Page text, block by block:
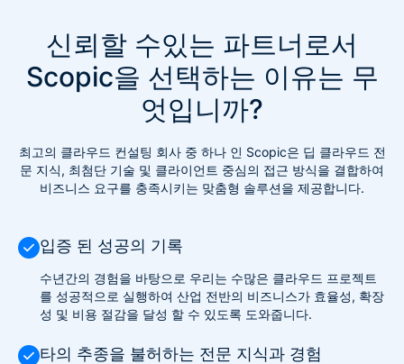
신뢰할 수있는 파트너로서
Scopic을 선택하는 이유는 무
엇입니까?
최고의 클라우드 컨설팅 회사 중 하나 인 Scopic은 딥 클라우드 전
문 지식, 최첨단 기술 및 클라이언트 중심의 접근 방식을 결합하여
비즈니스 요구를 충족시키는 맞춤형 솔루션을 제공합니다.
입증 된 성공의 기록
수년간의 경험을 바탕으로 우리는 수많은 클라우드 프로젝트
를 성공적으로 실행하여 산업 전반의 비즈니스가 효율성, 확장
성 및 비용 절감을 달성 할 수 있도록 도와줍니다.
타의 추종을 불허하는 전문 지식과 경험